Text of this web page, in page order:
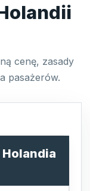
cenę, zasady
pasażerów.
Holandia